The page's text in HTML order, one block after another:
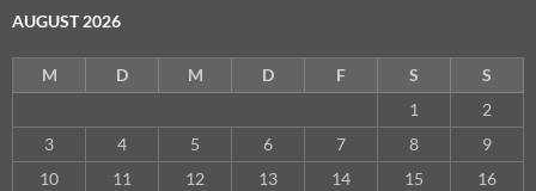
AUGUST 2026
M D M D F S
S
1
2
3
4 5 6 7 8
9
10
11 12 13 14 15
16